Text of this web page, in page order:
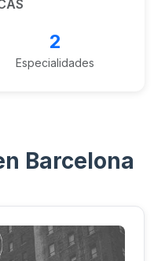
2
Especialidades
Barcelona